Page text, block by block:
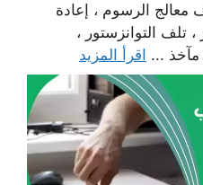
معالج الرسوم ، إعادة
تلف التوانزستور ،
مآخذ ... اقرأ المزيد